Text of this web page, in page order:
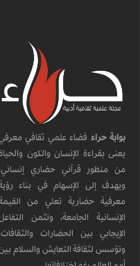
بوابة حراء فضاء علمي ثقافي
يعنى بقراءة الإنسان والكون
من منظور قرآني حضاري
ويهدف إلى الإسهام في بناء
معرفية حضارية تعلي من
الإنسانية الجامعة، وتثمن
الإيجابي بين الحضارات
وتؤسس لثقافة التعايش والسلام